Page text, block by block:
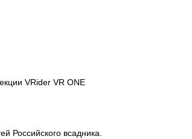
VRider VR ONE
Российского всадника.